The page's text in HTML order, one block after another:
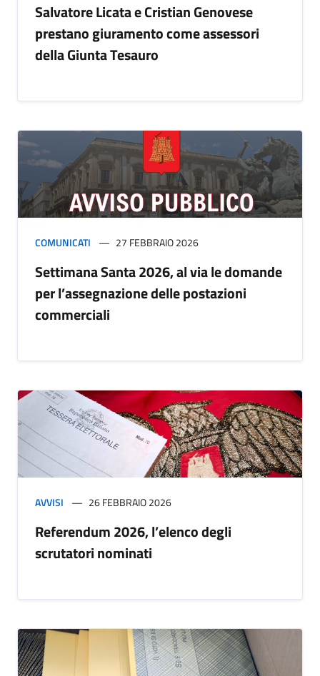
Salvatore Licata e Cristian Genovese
prestano giuramento come assessori
della Giunta Tesauro
COMUNICATI 27 FEBBRAIO 2026
Settimana Santa 2026, al via le domande
per l’assegnazione delle postazioni
commerciali
AVVISI 26 FEBBRAIO 2026
Referendum 2026, l’elenco degli
scrutatori nominati